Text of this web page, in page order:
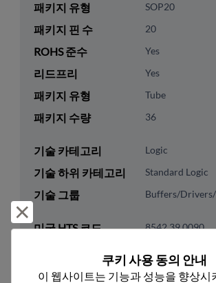
패키지 유형 SOP20
패키지 핀 수 20
ROHS 준수 Yes
리드프리 Yes
패키지 유형 Tube
패키지 수량 36
기술 카테고리 Logic
기술 하위 카테고리 Standard Logic
기술 그룹 Buffers/
미국 HTS 코드 8542.39.0090
쿠키 사용 동의 안내
이 웹사이트는 기능과 성능을 향상시